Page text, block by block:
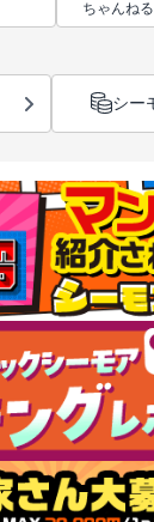
ちゃんねる
シー